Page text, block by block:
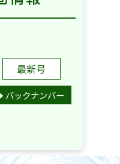
最新号
バックナンバー